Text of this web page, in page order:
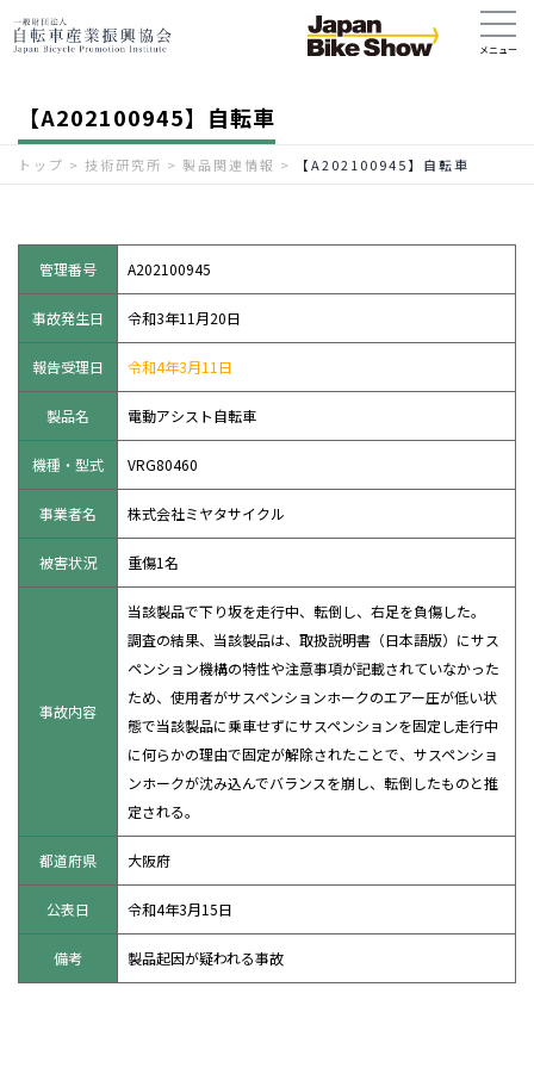
【A202100945】自転車
トップ > 技術研究所 > 製品関連情報 > 【A202100945】自転車
管理番号 A202100945
事故発生日 令和3年11月20日
報告受理日 令和4年3月11日
製品名 電動アシスト自転車
機種・型式 VRG80460
事業者名 株式会社ミヤタサイクル
被害状況 重傷1名
事故内容
当該製品で下り坂を走行中、転倒し、右足を負傷した。
調査の結果、当該製品は、取扱説明書（日本語版）にサス
ペンション機構の特性や注意事項が記載されていなかった
ため、使用者がサスペンションホークのエアー圧が低い状
態で当該製品に乗車せずにサスペンションを固定し走行中
に何らかの理由で固定が解除されたことで、サスペンショ
ンホークが沈み込んでバランスを崩し、転倒したものと推
定される。
都道府県 大阪府
公表日 令和4年3月15日
備考 製品起因が疑われる事故